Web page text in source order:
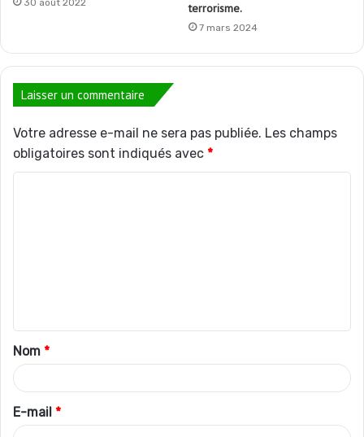
30 août 2022
terrorisme.
7 mars 2024
Laisser un commentaire
Votre adresse e-mail ne sera pas publiée. Les champs
obligatoires sont indiqués avec *
t
a
i
r
e
Nom *
E-mail *